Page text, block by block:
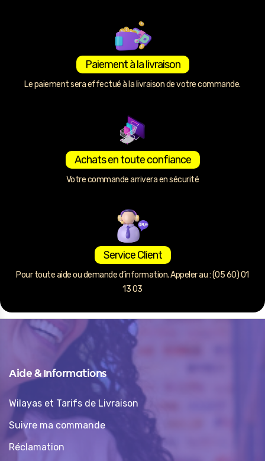
Paiement à la livraison
Le paiement sera effectué à la livraison de votre commande.
Achats en toute confiance
Votre commande arrivera en sécurité
Service Client
Pour toute aide ou demande d’information. Appeler au : (05 60) 01
13 03
Aide & Informations
Wilayas et Tarifs de Livraison
Suivre ma commande
Réclamation